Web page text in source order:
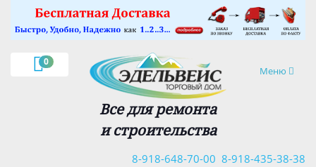
0
Навигация
Меню
Все для ремонта
и строительства
8-918-435-38-38
8-918-648-70-00
×